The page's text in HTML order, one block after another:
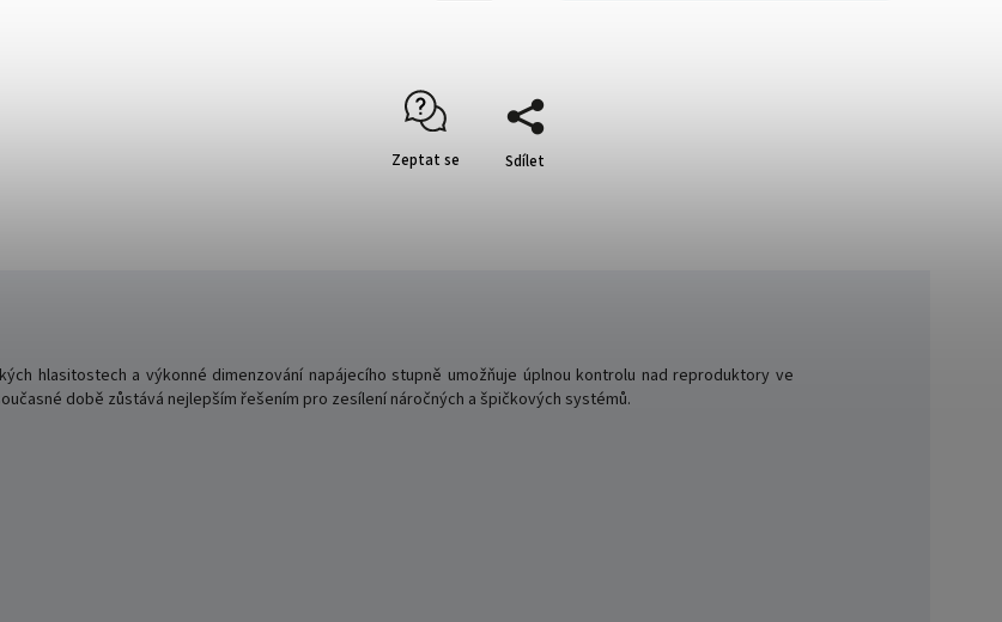
Zeptat se Sdílet
hlasitostech a výkonné dimenzování napájecího stupně umožňuje úplnou kontrolu nad reproduktory ve
době zůstává nejlepším řešením pro zesílení náročných a špičkových systémů.